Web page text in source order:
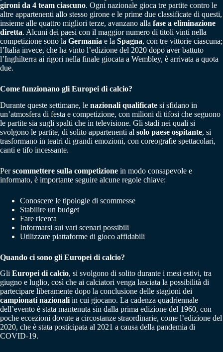
gironi da 4 team ciascuno. Ogni nazionale gioca tre partite contro le
altre appartenenti allo stesso girone e le prime due classificate di questi,
insieme alle quattro migliori terze, avanzano alla fase a eliminazione
diretta. Alcuni dei paesi con il maggior numero di titoli vinti nella
competizione sono la Germania e la Spagna, con tre vittorie ciascuna;
l’Italia invece, che ha vinto l’edizione del 2020 dopo aver battuto
l’Inghilterra ai rigori nella finale giocata a Wembley, è arrivata a quota
due.
Come funzionano gli Europei di calcio?
Durante queste settimane, le nazionali qualificate si sfidano in
un’atmosfera di festa e competizione, con milioni di tifosi che seguono
le partite sia sugli spalti che in televisione. Gli stadi nei quali si
svolgono le partite, di solito appartenenti al solo paese ospitante, si
trasformano in teatri di grandi emozioni, con coreografie spettacolari,
canti e tifo incessante.
Perscommettere sulla competizione in modo consapevole e
informato, è importante seguire alcune regole chiave:
Conoscere le tipologie di scommesse
Stabilire un budget
Fare ricerca
Informarsi sui vari scenari possibili
Utilizzare piattaforme di gioco affidabili
Quando ci sono gli Europei di calcio?
Gli Europei di calcio, si svolgono di solito durante i mesi estivi, tra
giugno e luglio, così che ai calciatori venga lasciata la possibilità di
partecipare liberamente dopo la conclusione delle stagioni dei
campionati nazionali in cui giocano. La cadenza quadriennale
dell’evento è stata mantenuta sin dalla prima edizione del 1960, con
poche eccezioni dovute a circostanze straordinarie, come l’edizione del
2020, che è stata posticipata al 2021 a causa della pandemia di
COVID-19.